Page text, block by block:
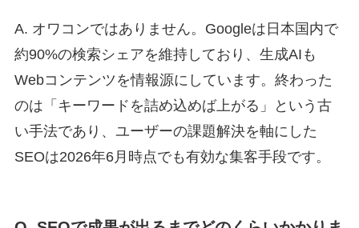
A. オワコンではありません。Googleは日本国内で
約90%の検索シェアを維持しており、生成AIも
Webコンテンツを情報源にしています。終わった
のは「キーワードを詰め込めば上がる」という古
い手法であり、ユーザーの課題解決を軸にした
SEOは2026年6月時点でも有効な集客手段です。